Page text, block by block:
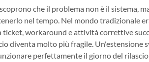
che il problema non è il sistema,
nel tempo. Nel mondo tradizionale
workaround e attività correttive
diventa molto più fragile. Un'estensione
perfettamente il giorno del